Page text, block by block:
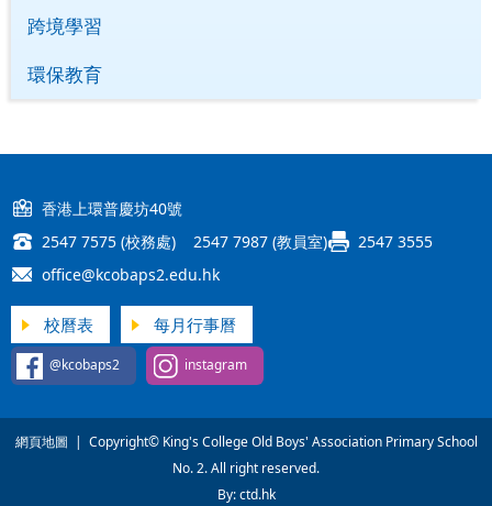
跨境學習
環保教育
香港上環普慶坊40號
2547 7575 (校務處) 2547 7987 (教員室)
2547 3555
office@kcobaps2.edu.hk
校曆表 每月行事曆
@kcobaps2 instagram
網頁地圖 | Copyright© King's College Old Boys' Association Primary School
No. 2. All right reserved.
By: ctd.hk